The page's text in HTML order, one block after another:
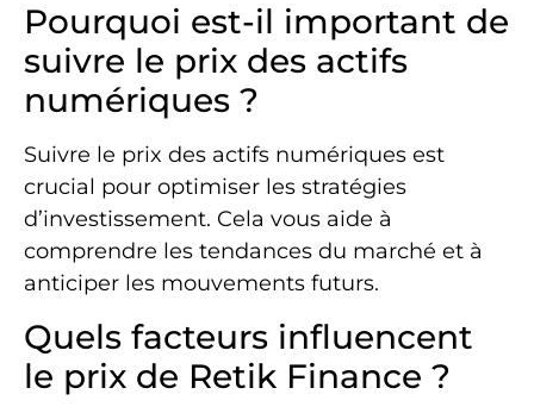
Pourquoi est-il important de
suivre le prix des actifs
numériques ?
Suivre le prix des actifs numériques est
crucial pour optimiser les stratégies
d’investissement. Cela vous aide à
comprendre les tendances du marché et à
anticiper les mouvements futurs.
Quels facteurs influencent
le prix de Retik Finance ?